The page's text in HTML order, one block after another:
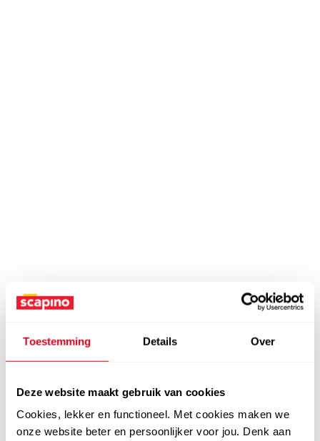
Toestemming Details Over
Deze website maakt gebruik van cookies
Cookies, lekker en functioneel. Met cookies maken we
onze website beter en persoonlijker voor jou. Denk aan